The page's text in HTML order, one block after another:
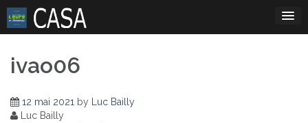
Skip
content
ivao06
12 mai 2021 by Luc Bailly
Luc Bailly